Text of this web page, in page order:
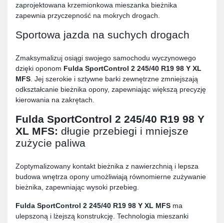
zaprojektowana krzemionkowa mieszanka bieżnika
zapewnia przyczepność na mokrych drogach.
Sportowa jazda na suchych drogach
Zmaksymalizuj osiągi swojego samochodu wyczynowego
dzięki oponom Fulda SportControl 2 245/40 R19 98 Y XL
MFS . Jej szerokie i sztywne barki zewnętrzne zmniejszają
odkształcanie bieżnika opony, zapewniając większą precyzję
kierowania na zakrętach.
Fulda SportControl 2 245/40 R19 98 Y
XL MFS: długie przebiegi i mniejsze
zużycie paliwa
Zoptymalizowany kontakt bieżnika z nawierzchnią i lepsza
budowa wnętrza opony umożliwiają równomierne zużywanie
bieżnika, zapewniając wysoki przebieg.
Fulda SportControl 2 245/40 R19 98 Y XL MFS ma
ulepszoną i lżejszą konstrukcję. Technologia mieszanki